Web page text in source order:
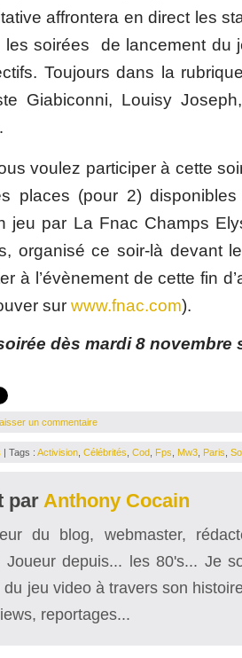
affrontera en direct les
les soirées de lancement du
Toujours dans la
Giabiconni, Louisy
voulez participer à cette
places (pour 2) disponibles
jeu par La Fnac Champs
organisé ce soir-là devant
à l’évènement de cette fin
sur www.fnac.com).
dès mardi 8 novembre
un commentaire
| Tags : Activision Célébrités Cod Fps Mw3 Paris
par Anthony Cocain
du blog, webmaster,
Joueur depuis... les 80's... Je
jeu video à travers son
reportages...